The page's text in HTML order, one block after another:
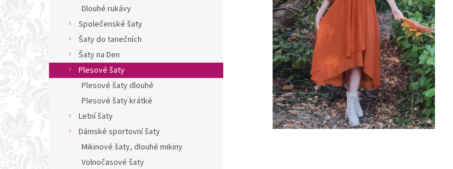
Dlouhé rukávy
Společenské šaty
Šaty do tanečních
Šaty na Den
Plesové šaty
Plesové šaty dlouhé
Plesové šaty krátké
Letní šaty
Dámské sportovní šaty
Mikinové šaty, dlouhé mikiny
Volnočasové šaty